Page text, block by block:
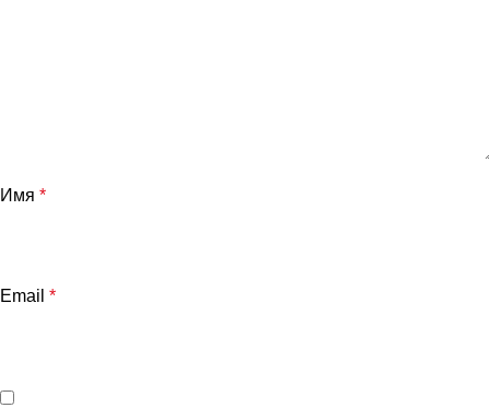
Имя *
Email *